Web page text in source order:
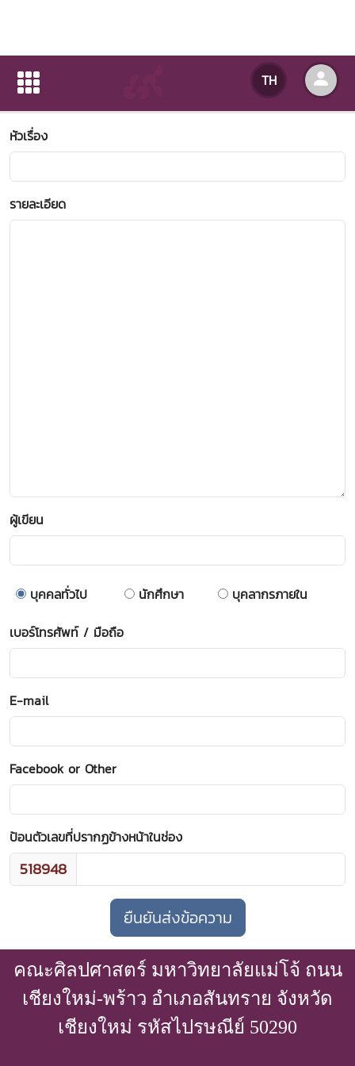
TH
ข้อเสนอแนะ-ข้อร้องเรียน
หัวเรื่อง
รายละเอียด
ผู้เขียน
บุคคลทั่วไป นักศึกษา
บุคลากรภายใน
เบอร์โทรศัพท์ / มือถือ
E-mail
Facebook or Other
ป้อนตัวเลขที่ปรากฏข้างหน้าในช่อง
518948
คณะศิลปศาสตร์ มหาวิทยาลัยแม่โจ้ ถนน
เชียงใหม่-พร้าว อำเภอสันทราย จังหวัด
เชียงใหม่ รหัสไปรษณีย์ 50290